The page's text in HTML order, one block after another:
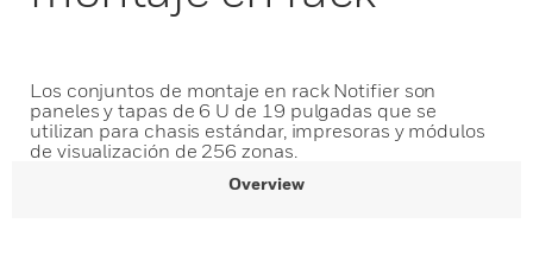
Los conjuntos de montaje en rack Notifier son
paneles y tapas de 6 U de 19 pulgadas que se
utilizan para chasis estándar, impresoras y módulos
de visualización de 256 zonas.
Overview